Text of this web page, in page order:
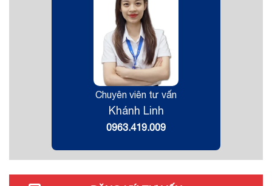
Chuyên viên tư vấn
Khánh Linh
0963.419.009